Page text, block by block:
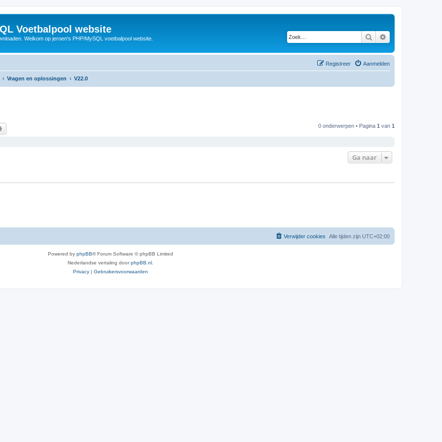
Voetbalpool website
Welkom op jeroen's PHP/MySQL voetbalpool website. Zoek
Aanmelden
Registreer
Vragen en oplossingen V22.0
0 onderwerpen • Pagina 1 van 1
Ga naar
Alle tijden zijn UTC+02:00
Verwijder cookies
Powered by phpBB® Forum Software © phpBB Limited
Nederlandse vertaling doorphpBB.nl
Privacy | Gebruikersvoorwaarden